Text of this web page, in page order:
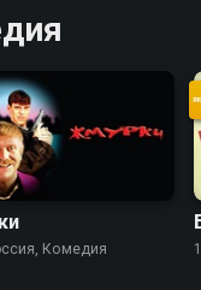
Комедия